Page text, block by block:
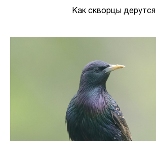
Как скворцы дерутся